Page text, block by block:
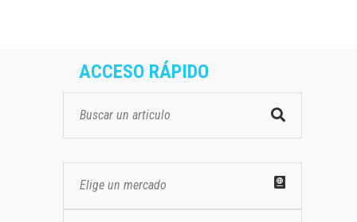
ACCESO RÁPIDO
Elige un mercado